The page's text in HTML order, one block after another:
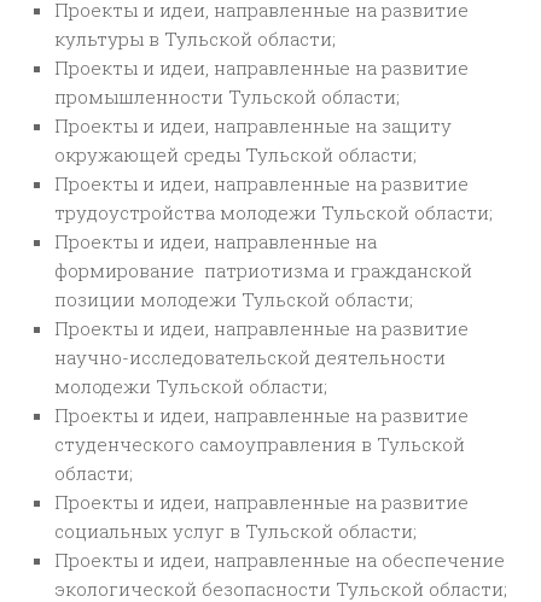
Проекты и идеи, направленные на развитие
культуры в Тульской области;
Проекты и идеи, направленные на развитие
промышленности Тульской области;
Проекты и идеи, направленные на защиту
окружающей среды Тульской области;
Проекты и идеи, направленные на развитие
трудоустройства молодежи Тульской области;
Проекты и идеи, направленные на
формирование патриотизма и гражданской
позиции молодежи Тульской области;
Проекты и идеи, направленные на развитие
научно-исследовательской деятельности
молодежи Тульской области;
Проекты и идеи, направленные на развитие
студенческого самоуправления в Тульской
области;
Проекты и идеи, направленные на развитие
социальных услуг в Тульской области;
Проекты и идеи, направленные на обеспечение
экологической безопасности Тульской области;